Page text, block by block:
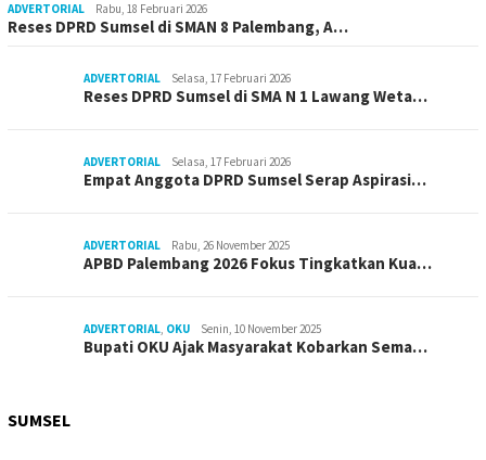
ADVERTORIAL Rabu, 18 Februari 2026
Reses DPRD Sumsel di SMAN 8 Palembang, A…
ADVERTORIAL Selasa, 17 Februari 2026
Reses DPRD Sumsel di SMA N 1 Lawang Weta…
ADVERTORIAL Selasa, 17 Februari 2026
Empat Anggota DPRD Sumsel Serap Aspirasi…
ADVERTORIAL Rabu, 26 November 2025
APBD Palembang 2026 Fokus Tingkatkan Kua…
ADVERTORIAL, OKU Senin, 10 November 2025
Bupati OKU Ajak Masyarakat Kobarkan Sema…
SUMSEL